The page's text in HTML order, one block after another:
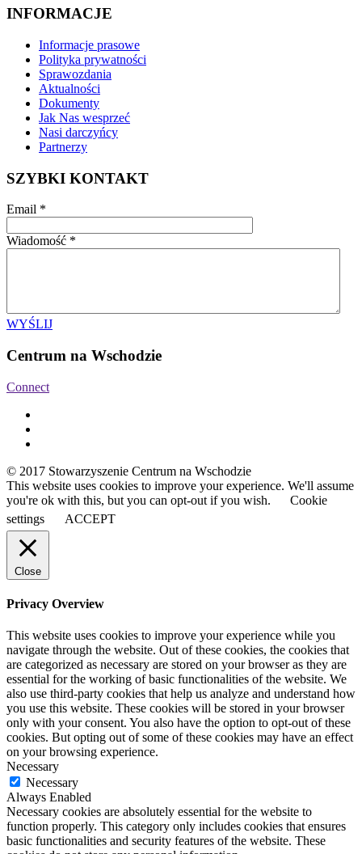
INFORMACJE
Informacje prasowe
Polityka prywatności
Sprawozdania
Aktualności
Dokumenty
Jak Nas wesprzeć
Nasi darczyńcy
Partnerzy
SZYBKI KONTAKT
Email *
Wiadomość *
WYŚLIJ
Centrum na Wschodzie
Connect
© 2017 Stowarzyszenie Centrum na Wschodzie
This website uses cookies to improve your experience. We'll assume
you're ok with this, but you can opt-out if you wish.
Cookie
settings
ACCEPT
Close
Privacy Overview
This website uses cookies to improve your experience while you
navigate through the website. Out of these cookies, the cookies that
are categorized as necessary are stored on your browser as they are
essential for the working of basic functionalities of the website. We
also use third-party cookies that help us analyze and understand how
you use this website. These cookies will be stored in your browser
only with your consent. You also have the option to opt-out of these
cookies. But opting out of some of these cookies may have an effect
on your browsing experience.
Necessary
Necessary
Always Enabled
Necessary cookies are absolutely essential for the website to
function properly. This category only includes cookies that ensures
basic functionalities and security features of the website. These